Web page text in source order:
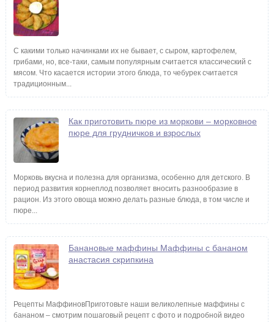
С какими только начинками их не бывает, с сыром, картофелем,
грибами, но, все-таки, самым популярным считается классический с
мясом. Что касается истории этого блюда, то чебурек считается
традиционным...
Как приготовить пюре из моркови – морковное
пюре для грудничков и взрослых
Морковь вкусна и полезна для организма, особенно для детского. В
период развития корнеплод позволяет вносить разнообразие в
рацион. Из этого овоща можно делать разные блюда, в том числе и
пюре...
Банановые маффины Маффины с бананом
анастасия скрипкина
Рецепты МаффиновПриготовьте наши великолепные маффины с
бананом – смотрим пошаговый рецепт с фото и подробной видео